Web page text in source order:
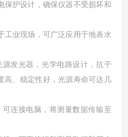
保护设计，确保仪器不受损坏和
工业现场，可广泛应用于地表水
源发光器，光学电路设计，抗干
高、稳定性好，光源寿命可达几
可连接电脑，将测量数据传输至